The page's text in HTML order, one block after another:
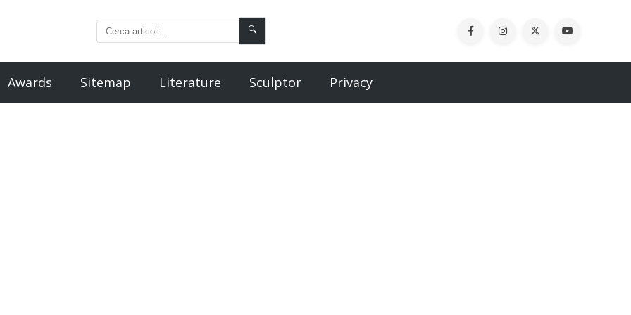
🔍
Awards Sitemap Literature Sculptor Privacy